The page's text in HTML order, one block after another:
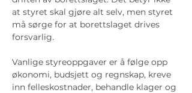
at styret skal gjøre alt selv, men styret
må sørge for at borettslaget drives
forsvarlig.
Vanlige styreoppgaver er å følge opp
økonomi, budsjett og regnskap, kreve
inn felleskostnader, behandle klager og